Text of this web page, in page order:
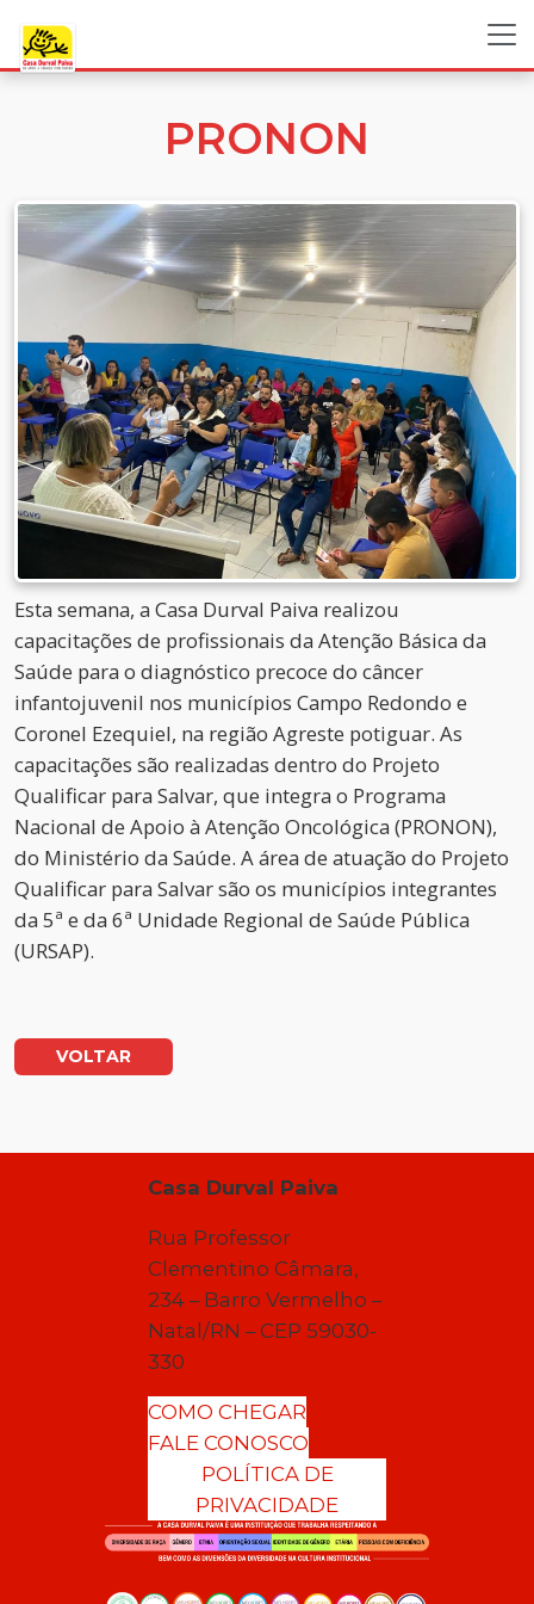
PRONON
Esta semana, a Casa Durval Paiva realizou
capacitações de profissionais da Atenção Básica da
Saúde para o diagnóstico precoce do câncer
infantojuvenil nos municípios Campo Redondo e
Coronel Ezequiel, na região Agreste potiguar. As
capacitações são realizadas dentro do Projeto
Qualificar para Salvar, que integra o Programa
Nacional de Apoio à Atenção Oncológica (PRONON),
do Ministério da Saúde. A área de atuação do Projeto
Qualificar para Salvar são os municípios integrantes
da 5ª e da 6ª Unidade Regional de Saúde Pública
(URSAP).
VOLTAR
Casa Durval Paiva
Rua Professor
Clementino Câmara,
234 – Barro Vermelho –
Natal/RN – CEP 59030-
330
COMO CHEGAR
FALE CONOSCO
POLÍTICA DE
PRIVACIDADE